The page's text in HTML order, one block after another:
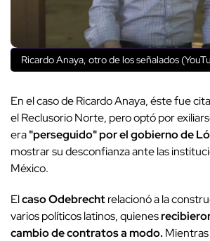
Ricardo Anaya, otro de los señalados
En el caso de Ricardo Anaya, éste fue
el Reclusorio Norte, pero optó por
era"perseguido" por el gobierno de
mostrar su desconfianza ante las
México.
Elcaso Odebrechtrelacionó a la
varios políticos latinos, quienes
cambio de contratos a modo.